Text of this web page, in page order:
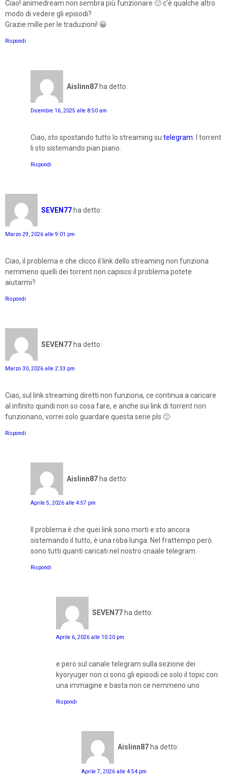
Ciao! animedream non sembra più funzionare 🙁 c'è qualche altro
modo di vedere gli episodi?
Grazie mille per le traduzioni! 😀
Rispondi
Aislinn87 ha detto:
Dicembre 16, 2025 alle 8:50 am
Ciao, sto spostando tutto lo streaming su telegram. I torrent
li sto sistemando pian piano.
Rispondi
SEVEN77 ha detto:
Marzo 29, 2026 alle 9:01 pm
Ciao, il problema e che clicco il link dello streaming non funziona
nemmeno quelli dei torrent non capisco il problema potete
aiutarmi?
Rispondi
SEVEN77 ha detto:
Marzo 30, 2026 alle 2:33 pm
Ciao, sul link streaming diretti non funziona, ce continua a caricare
al infinito quindi non so cosa fare, e anche sui link di torrent non
funzionano, vorrei solo guardare questa serie pls 🙁
Rispondi
Aislinn87ha detto:
Aprile 5, 2026 alle 4:57 pm
Il problema è che quei link sono morti e sto ancora
sistemando il tutto, è una roba lunga. Nel frattempo però
sono tutti quanti caricati nel nostro cnaale telegram.
Rispondi
SEVEN77 ha detto:
Aprile 6, 2026 alle 10:20 pm
e pero sul canale telegram sulla sezione dei
kyoryuger non ci sono gli episodi ce solo il topic con
una immagine e basta non ce nemmeno uno
Rispondi
Aislinn87 ha detto:
Aprile 7, 2026 alle 4:54 pm